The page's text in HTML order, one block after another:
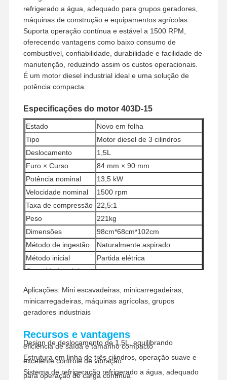
refrigerado a água, adequado para grupos geradores,
máquinas de construção e equipamentos agrícolas.
Suporta operação contínua e estável a 1500 RPM,
oferecendo vantagens como baixo consumo de
combustível, confiabilidade, durabilidade e facilidade de
manutenção, reduzindo assim os custos operacionais.
É um motor diesel industrial ideal e uma solução de
potência compacta.
Especificações do motor 403D-15
Estado
Novo em folha
Tipo
Motor diesel de 3 cilindros
Deslocamento
1,5L
Furo × Curso
84 mm × 90 mm
Potência nominal
13,5 kW
Velocidade nominal
1500 rpm
Taxa de compressão 22,5:1
Peso
221kg
Dimensões
98cm*68cm*102cm
Método de ingestão
Naturalmente aspirado
Método inicial
Partida elétrica
Quantidade mínima
Métodos de
pagamento
União Ocidental, T/T
Aplicações: Mini escavadeiras, minicarregadeiras,
minicarregadeiras, máquinas agrícolas, grupos
geradores industriais
Recursos e vantagens
Design de deslocamento de 1,5L, equilibrando
eficiência de saída e tamanho compacto
Estrutura em linha de três cilindros, operação suave e
excelente controle de vibração
Sistema de refrigeração refrigerado a água, adequado
para operação de carga contínua